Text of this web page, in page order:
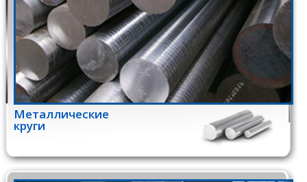
Металлические
круги